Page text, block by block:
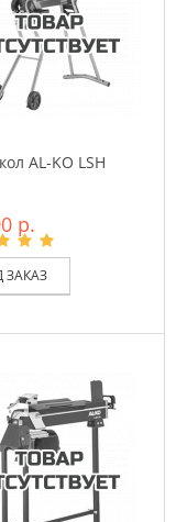
AL-KO LSH
р.
ЗАКАЗ